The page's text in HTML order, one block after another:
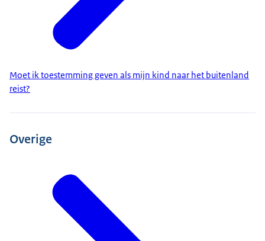
Moet ik toestemming geven als mijn kind naar het buitenland
reist?
Overige